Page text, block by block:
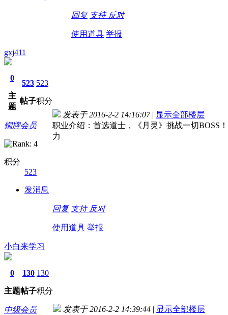
回复 支持 反对
使用道具 举报
gxj411
0
主
题
523
帖子
523
积分
铜牌会员
积分
523
发消息
发表于 2016-2-2 14:16:07 | 显示全部楼层
职业介绍：首选道士，《月灵》挑战一切BOSS
力
回复 支持 反对
使用道具 举报
小白来学习
0
主题
130
帖子
130
积分
中级会员 发表于 2016-2-2 14:39:44 | 显示全部楼层